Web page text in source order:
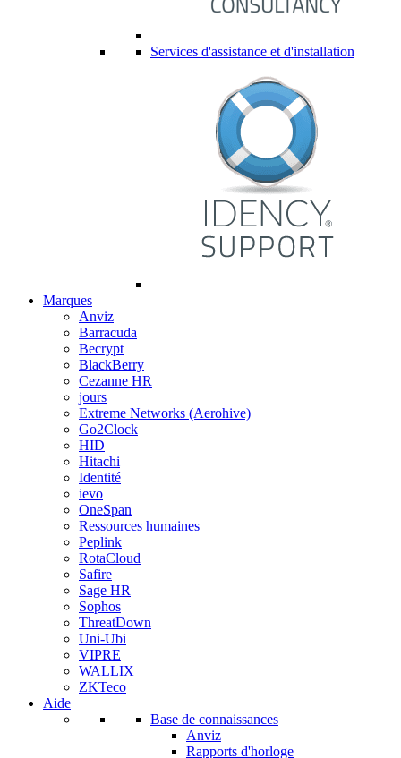
Services d'assistance et d'installation
Marques
Anviz
Barracuda
Becrypt
BlackBerry
Cezanne HR
jours
Extreme Networks (Aerohive)
Go2Clock
HID
Hitachi
Identité
ievo
OneSpan
Ressources humaines
Peplink
RotaCloud
Safire
Sage HR
Sophos
ThreatDown
Uni-Ubi
VIPRE
WALLIX
ZKTeco
Aide
Base de connaissances
Anviz
Rapports d'horloge